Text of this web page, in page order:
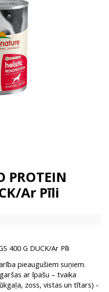
PROTEIN
Ar Pīli
400 G DUCK/Ar Pīli
pieaugušiem suņiem.
ar īpašu – tvaika
zoss, vistas un tītars) -